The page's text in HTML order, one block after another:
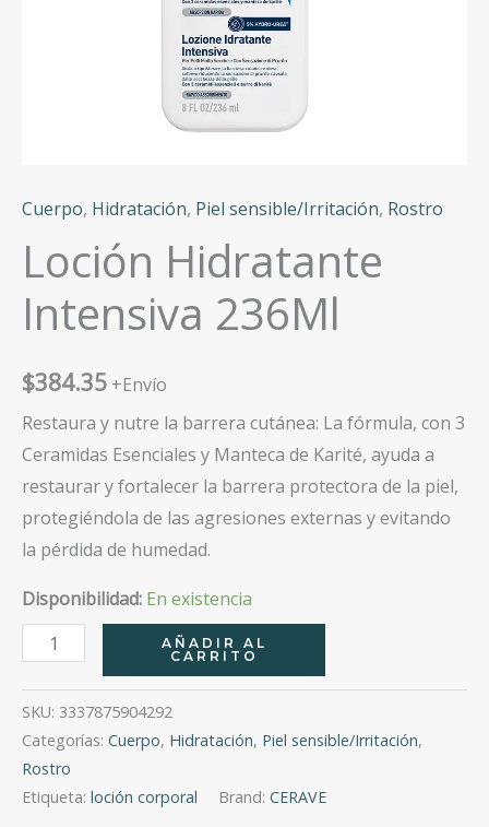
Cuerpo, Hidratación, Piel sensible/Irritación, Rostro
Loción Hidratante
Intensiva 236Ml
$384.35 +Envío
Restaura y nutre la barrera cutánea: La fórmula, con 3
Ceramidas Esenciales y Manteca de Karité, ayuda a
restaurar y fortalecer la barrera protectora de la piel,
protegiéndola de las agresiones externas y evitando
la pérdida de humedad.
Disponibilidad: En existencia
Loción
Hidratante
Intensiva
236Ml
cantidad
AÑADIR AL
CARRITO
SKU: 3337875904292
Categorías: Cuerpo, Hidratación, Piel sensible/Irritación,
Rostro
Etiqueta: loción corporal Brand: CERAVE